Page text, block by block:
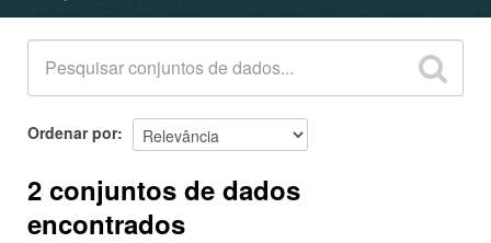
ORGANIZAÇÕES
GRUPOS
SOBRE
Ordenar por
2 conjuntos de dados
encontrados